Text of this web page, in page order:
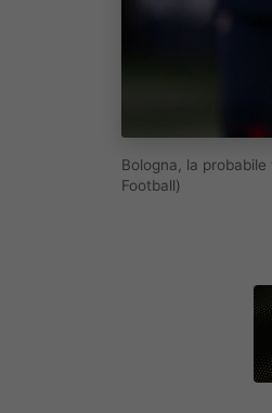
Bologna, la
Football)